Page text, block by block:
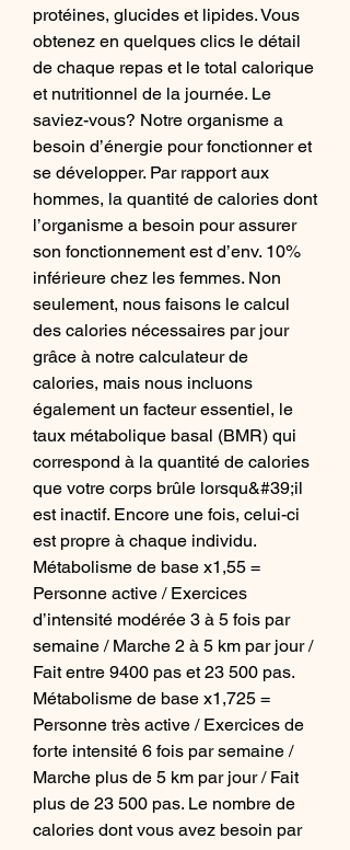
protéines, glucides et lipides. Vous
obtenez en quelques clics le détail
de chaque repas et le total calorique
et nutritionnel de la journée. Le
saviez-vous? Notre organisme a
besoin d’énergie pour fonctionner et
se développer. Par rapport aux
hommes, la quantité de calories dont
l’organisme a besoin pour assurer
son fonctionnement est d’env. 10%
inférieure chez les femmes. Non
seulement, nous faisons le calcul
des calories nécessaires par jour
grâce à notre calculateur de
calories, mais nous incluons
également un facteur essentiel, le
taux métabolique basal (BMR) qui
correspond à la quantité de calories
que votre corps brûle lorsqu&#39;il
est inactif. Encore une fois, celui-ci
est propre à chaque individu.
Métabolisme de base x1,55 =
Personne active / Exercices
d’intensité modérée 3 à 5 fois par
semaine / Marche 2 à 5 km par jour /
Fait entre 9400 pas et 23 500 pas.
Métabolisme de base x1,725 =
Personne très active / Exercices de
forte intensité 6 fois par semaine /
Marche plus de 5 km par jour / Fait
plus de 23 500 pas. Le nombre de
calories dont vous avez besoin par